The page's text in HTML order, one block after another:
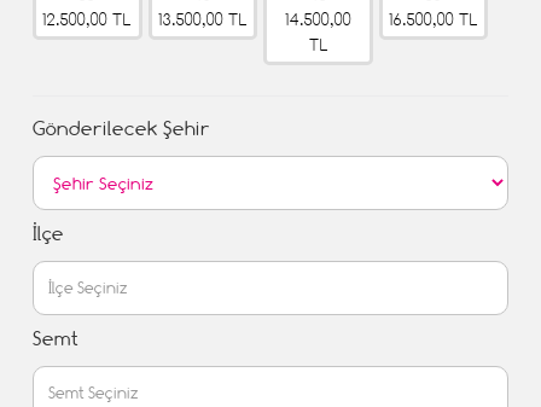
12.500,00 TL
13.500,00 TL
14.500,00
TL
16.500,00 TL
Gönderilecek Şehir
İlçe
Semt